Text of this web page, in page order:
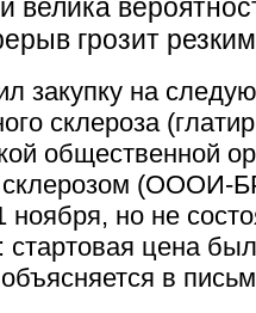
велика
грозит
закупку на
склероза
общественной
(ОООИ-
но не
стартовая цена
в